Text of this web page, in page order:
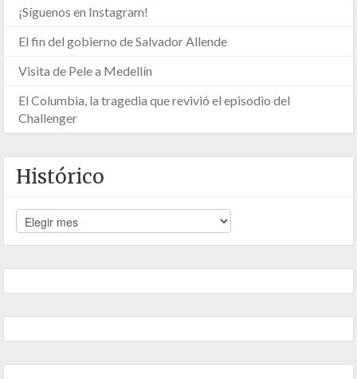
¡Síguenos en Instagram!
El fin del gobierno de Salvador Allende
Visita de Pele a Medellín
El Columbia, la tragedia que revivió el episodio del
Challenger
Histórico